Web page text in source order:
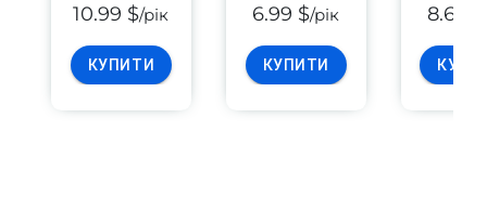
10.99 $/рік
КУПИТИ
6.99 $/рік
КУПИТИ
8.69 $